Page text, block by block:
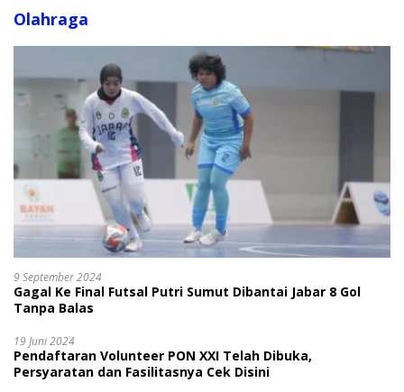
Olahraga
9 September 2024
Gagal Ke Final Futsal Putri Sumut Dibantai Jabar 8 Gol
Tanpa Balas
19 Juni 2024
Pendaftaran Volunteer PON XXI Telah Dibuka,
Persyaratan dan Fasilitasnya Cek Disini